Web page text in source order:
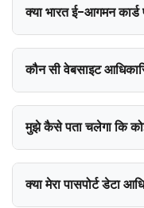
क्या भारत ई-आगमन
कौन सी वेबसाइट
मुझे कैसे पता चलेगा कि
क्या मेरा पासपोर्ट डेटा